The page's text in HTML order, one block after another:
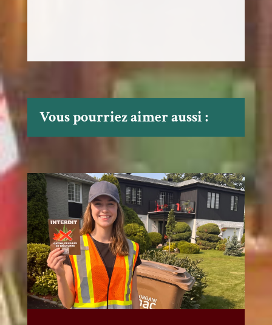
Vous pourriez aimer aussi :